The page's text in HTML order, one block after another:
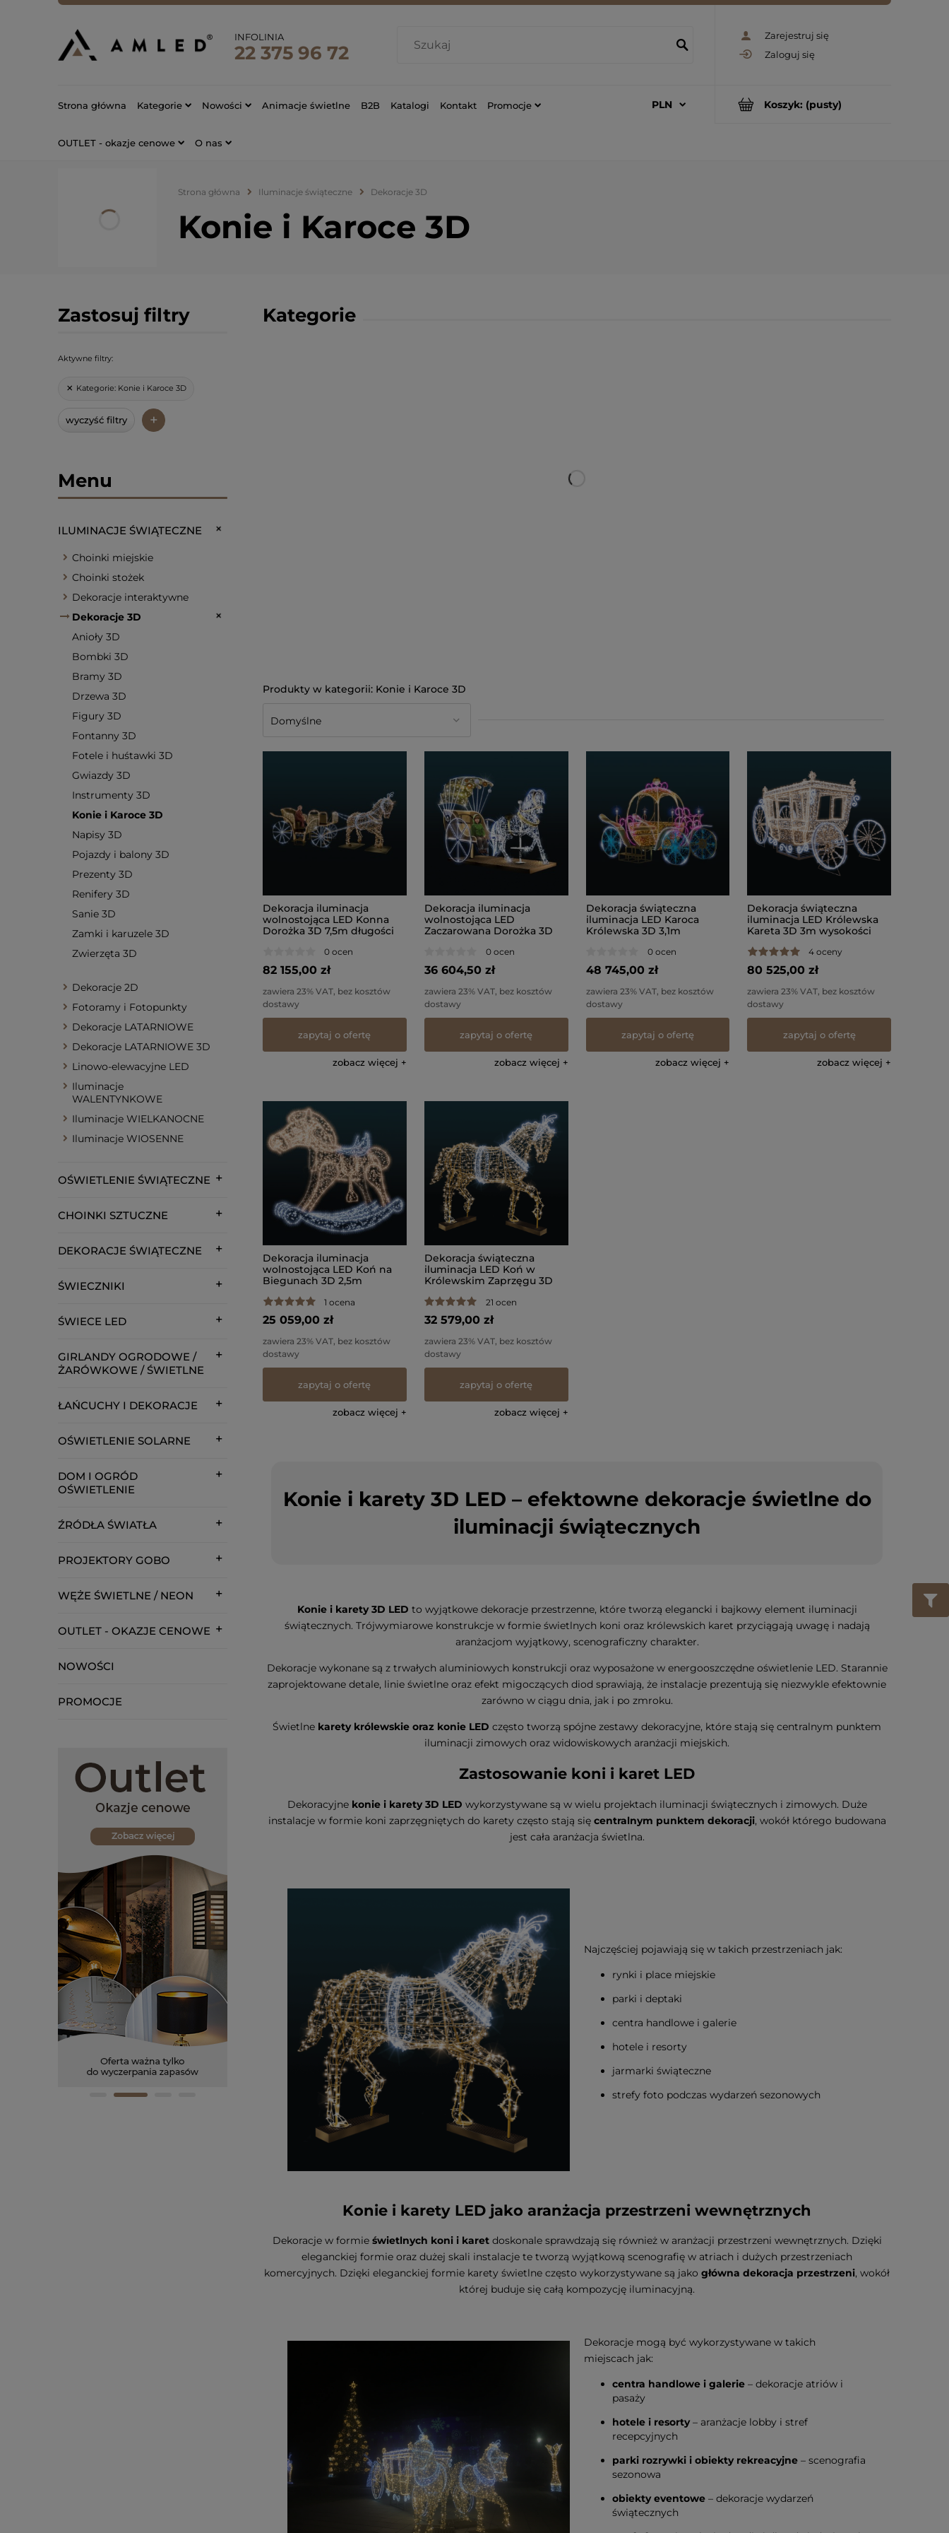
Zarejestruj się
Zaloguj się
INFOLINIA
22 375 96 72
Koszyk: (pusty)
Strona główna Kategorie Nowości Animacje świetlne B2B Katalogi Kontakt Promocje
OUTLET - okazje cenowe O nas
Strona główna Iluminacje świąteczne Dekoracje 3D
Konie i Karoce 3D
Zastosuj filtry
Aktywne filtry:
Kategorie: Konie i Karoce 3D
wyczyść filtry +
Menu
ILUMINACJE ŚWIĄTECZNE
Choinki miejskie
Choinki stożek
Dekoracje interaktywne
Dekoracje 3D
Anioły 3D
Bombki 3D
Bramy 3D
Drzewa 3D
Figury 3D
Fontanny 3D
Fotele i huśtawki 3D
Gwiazdy 3D
Instrumenty 3D
Konie i Karoce 3D
Napisy 3D
Pojazdy i balony 3D
Prezenty 3D
Renifery 3D
Sanie 3D
Zamki i karuzele 3D
Zwierzęta 3D
Dekoracje 2D
Fotoramy i Fotopunkty
Dekoracje LATARNIOWE
Dekoracje LATARNIOWE 3D
Linowo-elewacyjne LED
Iluminacje
WALENTYNKOWE
Iluminacje WIELKANOCNE
Iluminacje WIOSENNE
OŚWIETLENIE ŚWIĄTECZNE
CHOINKI SZTUCZNE
DEKORACJE ŚWIĄTECZNE
ŚWIECZNIKI
ŚWIECE LED
GIRLANDY OGRODOWE /
ŻARÓWKOWE / ŚWIETLNE
ŁAŃCUCHY I DEKORACJE
OŚWIETLENIE SOLARNE
DOM I OGRÓD
OŚWIETLENIE
ŹRÓDŁA ŚWIATŁA
PROJEKTORY GOBO
WĘŻE ŚWIETLNE / NEON
OUTLET - OKAZJE CENOWE
NOWOŚCI
PROMOCJE
Kategorie
Konie i Karoce 3D
Dekoracja iluminacja
wolnostojąca LED Konna
Dorożka 3D 7,5m długości
0 ocen
82 155,00 zł
zawiera 23% VAT, bez kosztów
dostawy
zapytaj o ofertę
zobacz więcej
Dekoracja iluminacja
wolnostojąca LED
Zaczarowana Dorożka 3D
0 ocen
36 604,50 zł
zawiera 23% VAT, bez kosztów
dostawy
zapytaj o ofertę
zobacz więcej
Dekoracja świąteczna
iluminacja LED Karoca
Królewska 3D 3,1m
0 ocen
48 745,00 zł
zawiera 23% VAT, bez kosztów
dostawy
zapytaj o ofertę
zobacz więcej
Dekoracja świąteczna
iluminacja LED Królewska
Kareta 3D 3m wysokości
4 oceny
80 525,00 zł
zawiera 23% VAT, bez kosztów
dostawy
zapytaj o ofertę
zobacz więcej
Dekoracja iluminacja
wolnostojąca LED Koń na
Biegunach 3D 2,5m
1 ocena
25 059,00 zł
zawiera 23% VAT, bez kosztów
dostawy
zapytaj o ofertę
zobacz więcej
Dekoracja świąteczna
iluminacja LED Koń w
Królewskim Zaprzęgu 3D
21 ocen
32 579,00 zł
zawiera 23% VAT, bez kosztów
dostawy
zapytaj o ofertę
zobacz więcej
Konie i karety 3D LED – efektowne dekoracje świetlne do
iluminacji świątecznych
Konie i karety 3D LED to wyjątkowe dekoracje przestrzenne, które tworzą elegancki i bajkowy element iluminacji
świątecznych. Trójwymiarowe konstrukcje w formie świetlnych koni oraz królewskich karet przyciągają uwagę i nadają
aranżacjom wyjątkowy, scenograficzny charakter.
Dekoracje wykonane są z trwałych aluminiowych konstrukcji oraz wyposażone w energooszczędne oświetlenie LED. Starannie
zaprojektowane detale, linie świetlne oraz efekt migoczących diod sprawiają, że instalacje prezentują się niezwykle efektownie
zarówno w ciągu dnia, jak i po zmroku.
Świetlne karety królewskie oraz konie LED często tworzą spójne zestawy dekoracyjne, które stają się centralnym punktem
iluminacji zimowych oraz widowiskowych aranżacji miejskich.
Zastosowanie koni i karet LED
Dekoracyjne konie i karety 3D LED wykorzystywane są w wielu projektach iluminacji świątecznych i zimowych. Duże
instalacje w formie koni zaprzęgniętych do karety często stają się centralnym punktem dekoracji, wokół którego budowana
jest cała aranżacja świetlna.
Najczęściej pojawiają się w takich przestrzeniach jak:
rynki i place miejskie
parki i deptaki
centra handlowe i galerie
hotele i resorty
jarmarki świąteczne
strefy foto podczas wydarzeń sezonowych
Konie i karety LED jako aranżacja przestrzeni wewnętrznych
Dekoracje w formie świetlnych koni i karetdoskonale sprawdzają się również w aranżacji przestrzeni wewnętrznych. Dzięki
eleganckiej formie oraz dużej skali instalacje te tworzą wyjątkową scenografię w atriach i dużych przestrzeniach
komercyjnych. Dzięki eleganckiej formie karety świetlne często wykorzystywane są jako główna dekoracja przestrzeni, wokół
której buduje się całą kompozycję iluminacyjną.
Dekoracje mogą być wykorzystywane w takich
miejscach jak:
centra handlowe i galerie – dekoracje atriów i
pasaży
hotele i resorty– aranżacje lobby i stref
recepcyjnych
parki rozrywki i obiekty rekreacyjne – scenografia
sezonowa
obiekty eventowe – dekoracje wydarzeń
świątecznych